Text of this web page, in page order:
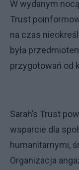
W wydanym
Trust
na czas
była
przygotowań od
Sarah’s Trust
wsparcie dla
humanitarnymi,
Organizacja